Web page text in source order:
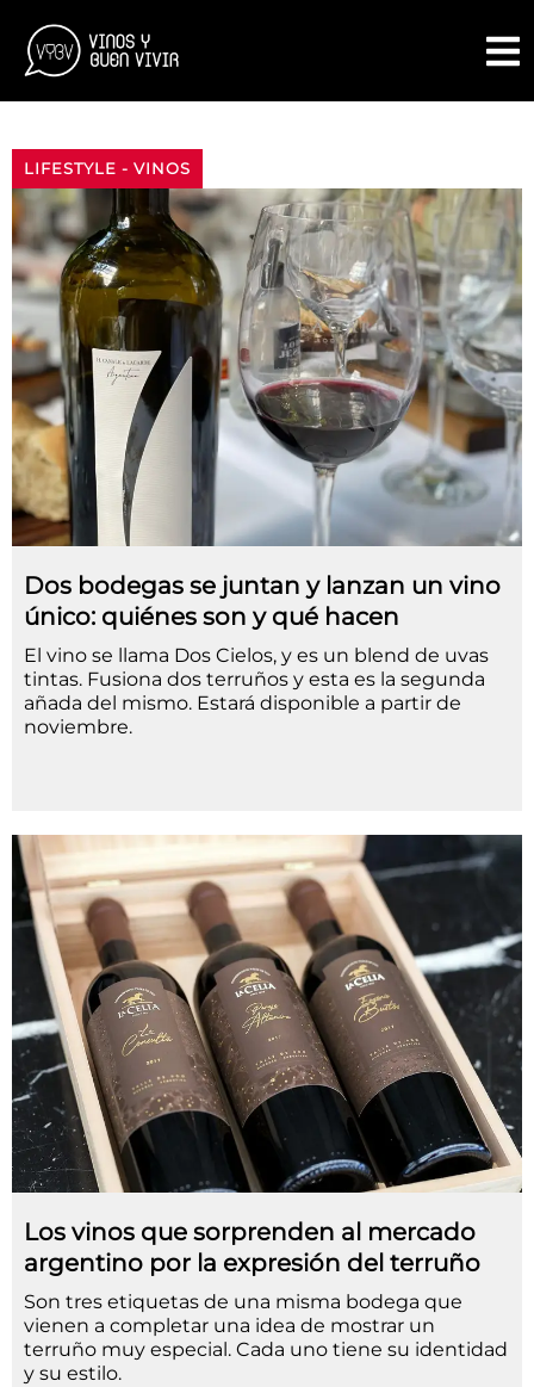
LIFESTYLE - VINOS
Dos bodegas se juntan y lanzan un vino
único: quiénes son y qué hacen
El vino se llama Dos Cielos, y es un blend de uvas
tintas. Fusiona dos terruños y esta es la segunda
añada del mismo. Estará disponible a partir de
noviembre.
Los vinos que sorprenden al mercado
argentino por la expresión del terruño
Son tres etiquetas de una misma bodega que
vienen a completar una idea de mostrar un
terruño muy especial. Cada uno tiene su identidad
y su estilo.